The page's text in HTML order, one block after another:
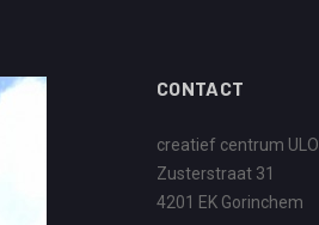
CONTACT
creatief centrum ULO
Zusterstraat 31
4201 EK Gorinchem